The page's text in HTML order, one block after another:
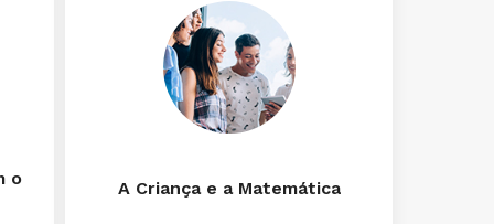
o
A Criança e a Matemática